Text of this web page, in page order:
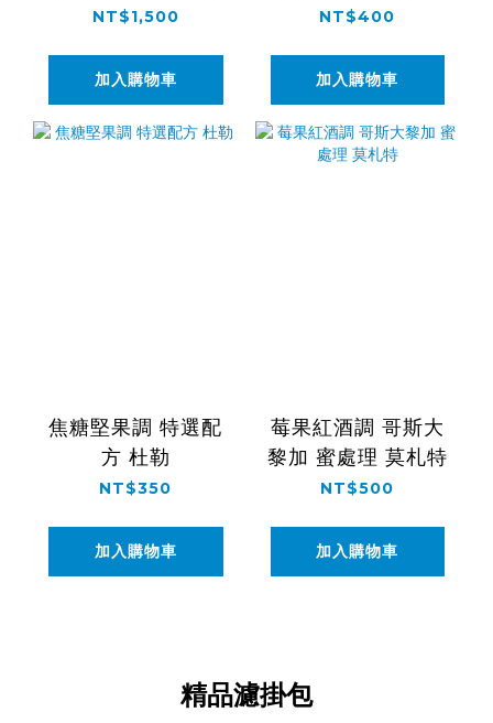
NO.1
NT$1,500
加入購物車
寧
NT$400
加入購物車
焦糖堅果調 特選配
方 杜勒
NT$350
加入購物車
莓果紅酒調 哥斯大
黎加 蜜處理 莫札特
NT$500
加入購物車
精品濾掛包